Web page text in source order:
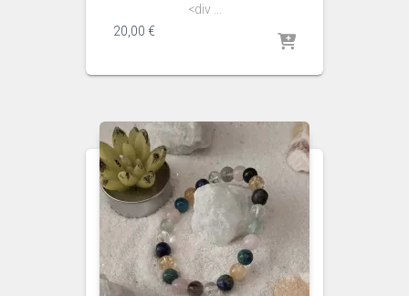
<div ...
20,00 €